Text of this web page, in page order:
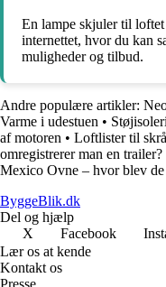
En lampe skjuler til
internettet, hvor du kan
muligheder og tilbud.
Andre populære artikler:
Varme i udestuen •
af motoren • Loftlister til
omregistrerer man en trailer?
Mexico Ovne – hvor blev de
ByggeBlik.dk
Del og hjælp
X
Facebook
Lær os at kende
Kontakt os
Presse